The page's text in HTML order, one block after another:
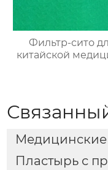
Фильтр-сито
китайской
Медицинские
Пластырь с